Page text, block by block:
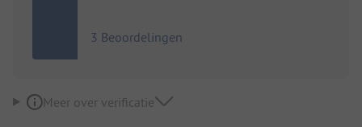
3 Beoordelingen
Meer over verificatie